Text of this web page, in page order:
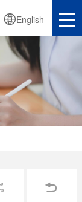
English
